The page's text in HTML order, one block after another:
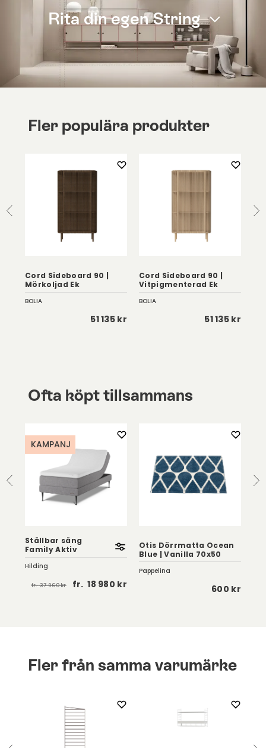
Rita din egen String
Fler populära produkter
Cord Sideboard 90 |
Mörkoljad Ek
BOLIA
51 135 kr
Cord Sideboard 90 |
Vitpigmenterad Ek
BOLIA
51 135 kr
Ofta köpt tillsammans
KAMPANJ
Ställbar säng
Family Aktiv
Hilding
fr.37 960 kr fr. 18 980 kr
Otis Dörrmatta Ocean
Blue | Vanilla 70x50
Pappelina
600 kr
Fler från samma varumärke